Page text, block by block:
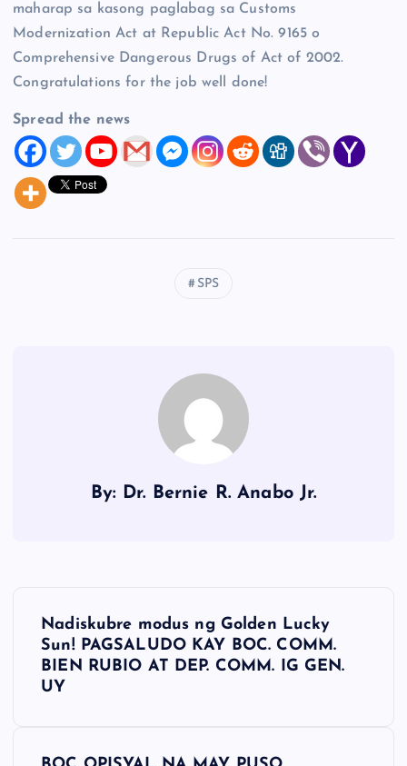
maharap sa kasong paglabag sa Customs
Modernization Act at Republic Act No. 9165 o
Comprehensive Dangerous Drugs of Act of 2002.
Congratulations for the job well done!
Spread the news
SPS
By: Dr. Bernie R. Anabo Jr.
Nadiskubre modus ng Golden Lucky
Sun! PAGSALUDO KAY BOC. COMM.
BIEN RUBIO AT DEP. COMM. IG GEN.
UY